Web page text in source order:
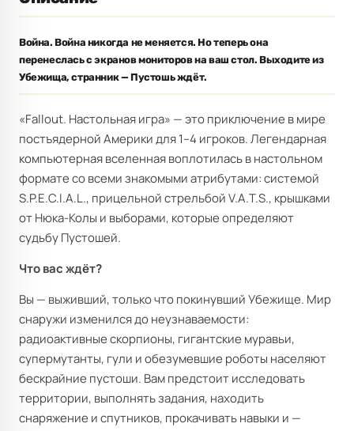
Война. Война никогда не меняется. Но теперь она
перенеслась с экранов мониторов на ваш стол. Выходите из
Убежища, странник — Пустошь ждёт.
«Fallout. Настольная игра» — это приключение в мире
постъядерной Америки для 1–4 игроков. Легендарная
компьютерная вселенная воплотилась в настольном
формате со всеми знакомыми атрибутами: системой
S.P.E.C.I.A.L., прицельной стрельбой V.A.T.S., крышками
от Нюка-Колы и выборами, которые определяют
судьбу Пустошей.
Что вас ждёт?
Вы — выживший, только что покинувший Убежище. Мир
снаружи изменился до неузнаваемости:
радиоактивные скорпионы, гигантские муравьи,
супермутанты, гули и обезумевшие роботы населяют
бескрайние пустоши. Вам предстоит исследовать
территории, выполнять задания, находить
снаряжение и спутников, прокачивать навыки и —